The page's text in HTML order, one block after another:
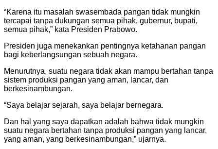
“Karena itu masalah swasembada pangan tidak mungkin
tercapai tanpa dukungan semua pihak, gubernur, bupati,
semua pihak,” kata Presiden Prabowo.
Presiden juga menekankan pentingnya ketahanan pangan
bagi keberlangsungan sebuah negara.
Menurutnya, suatu negara tidak akan mampu bertahan tanpa
sistem produksi pangan yang aman, lancar, dan
berkesinambungan.
“Saya belajar sejarah, saya belajar bernegara.
Dan hal yang saya dapatkan adalah bahwa tidak mungkin
suatu negara bertahan tanpa produksi pangan yang lancar,
yang aman, yang berkesinambungan,” ujarnya.